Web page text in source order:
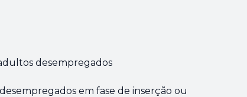
desempregados
em fase de inserção ou